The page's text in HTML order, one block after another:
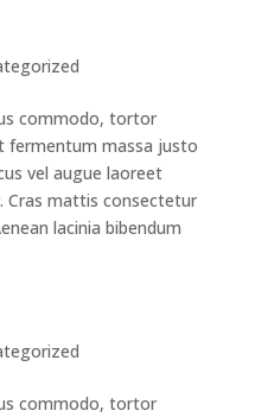
commodo, tortor
fermentum massa justo
vel augue laoreet
Cras mattis consectetur
lacinia bibendum
commodo, tortor